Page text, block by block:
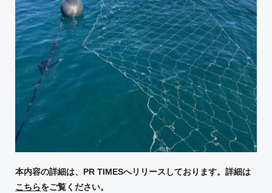
本内容の詳細は、PR TIMESへリリースしております。詳細は
こちらをご覧ください。